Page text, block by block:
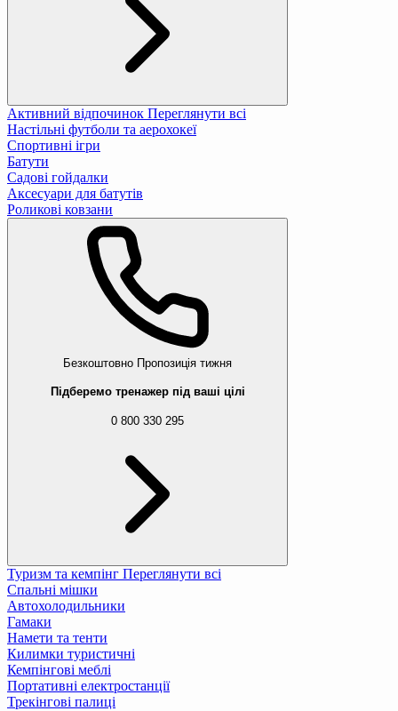
Активний відпочинок Переглянути всі
Настільні футболи та аерохокеї
Спортивні ігри
Батути
Садові гойдалки
Аксесуари для батутів
Роликові ковзани
Безкоштовно Пропозиція тижня
Підберемо тренажер під ваші цілі
0 800 330 295
Туризм та кемпінг Переглянути всі
Спальні мішки
Автохолодильники
Гамаки
Намети та тенти
Килимки туристичні
Кемпінгові меблі
Портативні електростанції
Трекінгові палиці